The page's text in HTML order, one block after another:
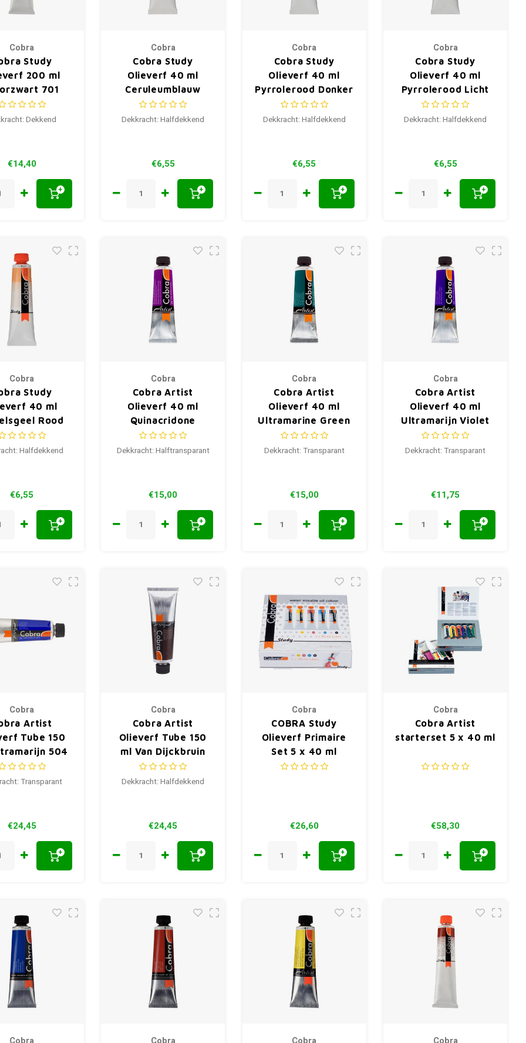
Cobra
Study
200 ml
701
Dekkend
€14,40
+
Cobra
Cobra Study
Olieverf 40 ml
Ceruleumblauw
(Phtalo) 535
Dekkracht: Halfdekkend
€6,55
+
Cobra
Cobra Study
Olieverf 40 ml
Pyrrolerood Donker
345
Dekkracht: Halfdekkend
€6,55
+
Cobra
Cobra Study
Olieverf 40 ml
Pyrrolerood Licht
340
Dekkracht: Halfdekkend
€6,55
+
Cobra
Study
40 ml
Rood
224
Halfdekkend
€6,55
+
Cobra
Cobra Artist
Olieverf 40 ml
Quinacridone
Purple Blue 593
Dekkracht: Halftransparant
€15,00
+
Cobra
Cobra Artist
Olieverf 40 ml
Ultramarine Green
683
Dekkracht: Transparant
€15,00
+
Cobra
Cobra Artist
Olieverf 40 ml
Ultramarijn Violet
507
Dekkracht: Transparant
€11,75
+
Cobra
Artist
Tube 150
504
Transparant
€24,45
+
Cobra
Cobra Artist
Olieverf Tube 150
ml Van Dijckbruin
403
Dekkracht: Halfdekkend
€24,45
+
Cobra
COBRA Study
Olieverf Primaire
Set 5 x 40 ml
€26,60
+
Cobra
Cobra Artist
starterset 5 x 40 ml
€58,30
+